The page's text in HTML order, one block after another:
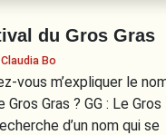
du Gros Gras
Claudia Bo
vous m’expliquer le
Gras ? GG : Le Gros
d’un nom qui se